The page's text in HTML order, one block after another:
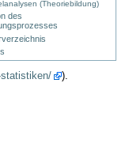
(Theoriebildung)
des
).